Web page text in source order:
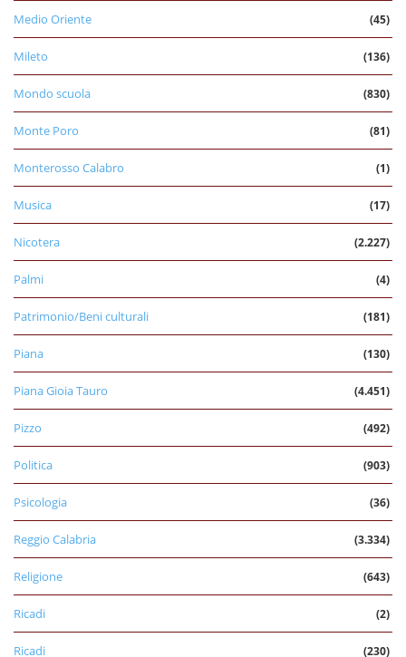
Medio Oriente (45)
Mileto (136)
Mondo scuola (830)
Monte Poro (81)
Monterosso Calabro (1)
Musica (17)
Nicotera (2.227)
Palmi (4)
Patrimonio/Beni culturali (181)
Piana (130)
Piana Gioia Tauro (4.451)
Pizzo (492)
Politica (903)
Psicologia (36)
Reggio Calabria (3.334)
Religione (643)
Ricadi (2)
Ricadi (230)